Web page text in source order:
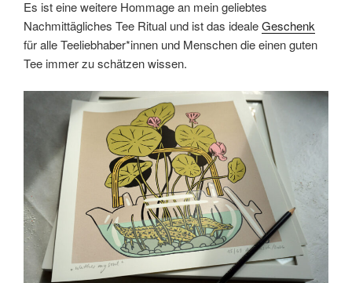
Es ist eine weitere Hommage an mein geliebtes
Nachmittägliches Tee Ritual und ist das idealeGeschenk
für alle Teeliebhaber*innen und Menschen die einen guten
Tee immer zu schätzen wissen.